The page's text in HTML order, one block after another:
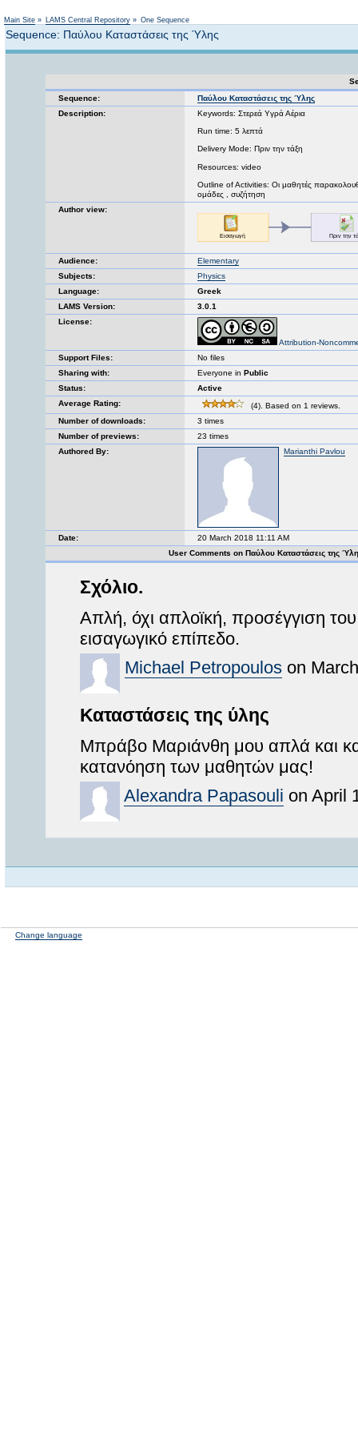
Main Site » LAMS Central Repository » One Sequence
Sequence: Παύλου Καταστάσεις της Ύλης
Sequence:
Παύλου Καταστάσεις της Ύλης
Description:
Keywords: Στερεά Υγρά Αέρια
Run time: 5 λεπτά
Delivery Mode: Πριν την τάξη
Resources: video
Outline of Activities: Οι μαθητές
ομάδες , συζήτηση
Author view:
Audience:
Elementary
Subjects:
Physics
Language:
Greek
LAMS Version:
3.0.1
License:
Attribution-
Support Files:
No files
Sharing with:
Everyone in Public
Status:
Active
Average Rating:
(4). Based on 1 reviews.
Number of downloads:
3 times
Number of previews:
23 times
Authored By:
Marianthi Pavlou
Date:
20 March 2018 11:11 AM
User Comments on Παύλου Καταστάσεις της
Σχόλιο.
Απλή, όχι απλοϊκή, προσέγγιση
εισαγωγικό επίπεδο.
Michael Petropoulos on
Καταστάσεις της ύλης
Μπράβο Μαριάνθη μου απλά και
κατανόηση των μαθητών μας!
Alexandra Papasouli on April
Change language